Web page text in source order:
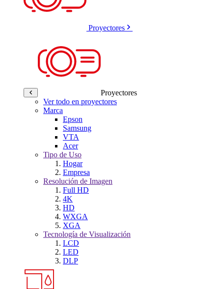
Proyectores
Proyectores
Ver todo en proyectores
Marca
Epson
Samsung
VTA
Acer
Tipo de Uso
Hogar
Empresa
Resolución de Imagen
Full HD
4K
HD
WXGA
XGA
Tecnología de Visualización
LCD
LED
DLP